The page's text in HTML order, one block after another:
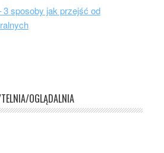
3 sposoby jak przejść od
OGLĄDALNIA